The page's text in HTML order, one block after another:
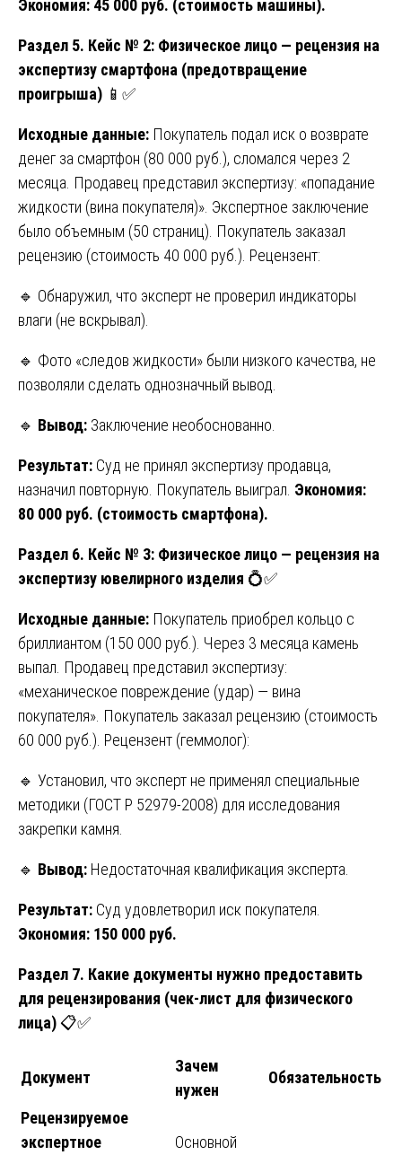
Экономия: 45 000 руб. (стоимость машины).
Раздел 5. Кейс № 2: Физическое лицо — рецензия на
экспертизу смартфона (предотвращение
проигрыша) 📱✅
Исходные данные: Покупатель подал иск о возврате
денег за смартфон (80 000 руб.), сломался через 2
месяца. Продавец представил экспертизу: «попадание
жидкости (вина покупателя)». Экспертное заключение
было объемным (50 страниц). Покупатель заказал
рецензию (стоимость 40 000 руб.). Рецензент:
🔹 Обнаружил, что эксперт не проверил индикаторы
влаги (не вскрывал).
🔹 Фото «следов жидкости» были низкого качества, не
позволяли сделать однозначный вывод.
🔹 Вывод: Заключение необоснованно.
Результат: Суд не принял экспертизу продавца,
назначил повторную. Покупатель выиграл. Экономия:
80 000 руб. (стоимость смартфона).
Раздел 6. Кейс № 3: Физическое лицо — рецензия на
экспертизу ювелирного изделия 💍✅
Исходные данные: Покупатель приобрел кольцо с
бриллиантом (150 000 руб.). Через 3 месяца камень
выпал. Продавец представил экспертизу:
«механическое повреждение (удар) — вина
покупателя». Покупатель заказал рецензию (стоимость
60 000 руб.). Рецензент (геммолог):
🔹 Установил, что эксперт не применял специальные
методики (ГОСТ Р 52979-2008) для исследования
закрепки камня.
🔹 Вывод: Недостаточная квалификация эксперта.
Результат: Суд удовлетворил иск покупателя.
Экономия: 150 000 руб.
Раздел 7. Какие документы нужно предоставить
для рецензирования (чек-лист для физического
лица) 📋✅
Документ
Зачем
нужен
Обязательность
Рецензируемое
экспертное
Основной